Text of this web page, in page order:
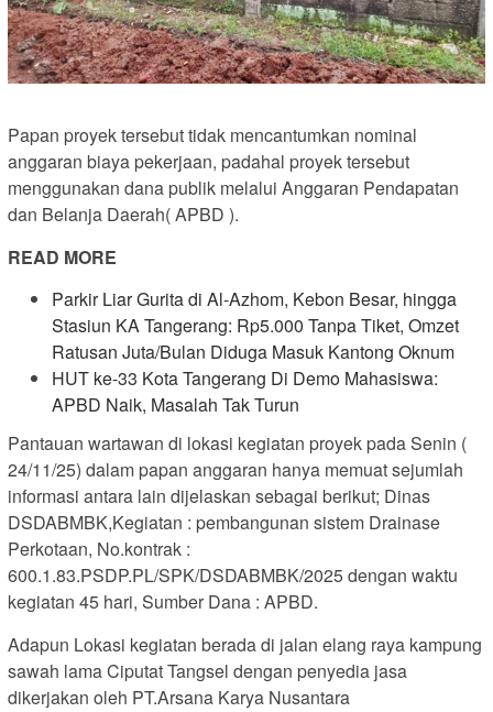
Papan proyek tersebut tidak mencantumkan nominal
anggaran biaya pekerjaan, padahal proyek tersebut
menggunakan dana publik melalui Anggaran Pendapatan
dan Belanja Daerah( APBD ).
READ MORE
Parkir Liar Gurita di Al-Azhom, Kebon Besar, hingga
Stasiun KA Tangerang: Rp5.000 Tanpa Tiket, Omzet
Ratusan Juta/Bulan Diduga Masuk Kantong Oknum
HUT ke-33 Kota Tangerang Di Demo Mahasiswa:
APBD Naik, Masalah Tak Turun
Pantauan wartawan di lokasi kegiatan proyek pada Senin (
24/11/25) dalam papan anggaran hanya memuat sejumlah
informasi antara lain dijelaskan sebagai berikut; Dinas
DSDABMBK,Kegiatan : pembangunan sistem Drainase
Perkotaan, No.kontrak :
600.1.83.PSDP.PL/SPK/DSDABMBK/2025 dengan waktu
kegiatan 45 hari, Sumber Dana : APBD.
Adapun Lokasi kegiatan berada di jalan elang raya kampung
sawah lama Ciputat Tangsel dengan penyedia jasa
dikerjakan oleh PT.Arsana Karya Nusantara